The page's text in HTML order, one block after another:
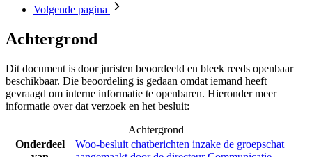
Volgende pagina
Achtergrond
Dit document is door juristen beoordeeld en bleek reeds openbaar
beschikbaar. Die beoordeling is gedaan omdat iemand heeft
gevraagd om interne informatie te openbaren. Hieronder meer
informatie over dat verzoek en het besluit:
Achtergrond
Onderdeel
Woo-besluit chatberichten inzake de groepschat